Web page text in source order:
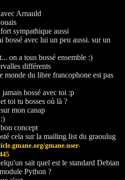
Arnauld
sympathique aussi
bossé avec lui un peu aussi. sur un
on a tous bossé ensemble :)
différents
monde du libre francophone est pas
bossé avec toi :p
toi tu bosses où là ?
mon canap
concept
cela sur la mailing list du graoulug
gmane.user-
sait quel est le standard Debian
Python ?